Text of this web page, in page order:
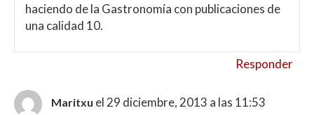
haciendo de la Gastronomía con publicaciones de
una calidad 10.
Responder
Maritxu el 29 diciembre, 2013 a las 11:53